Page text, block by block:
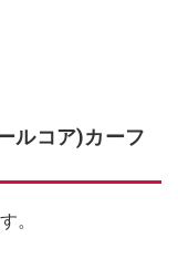
ルコア)カーフ
。